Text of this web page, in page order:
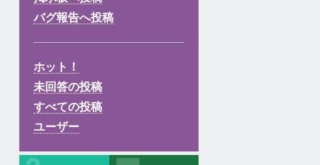
バグ報告へ投稿
ホット！
未回答の投稿
すべての投稿
ユーザー